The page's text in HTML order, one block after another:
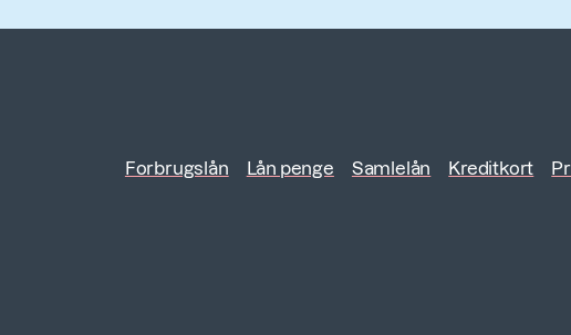
Forbrugslån Lån penge Samlelån Kreditkort